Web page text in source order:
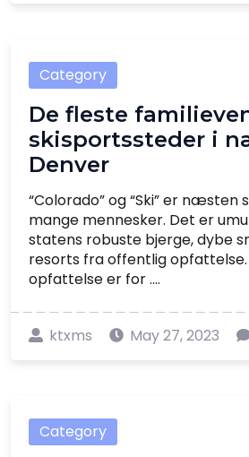
Category
De fleste
skisportssteder i
Denver
“Colorado” og “Ski” er næsten
mange mennesker. Det er
statens robuste bjerge, dybe
resorts fra offentlig opfattelse.
opfattelse er for ....
ktxms May 27, 2023
Category